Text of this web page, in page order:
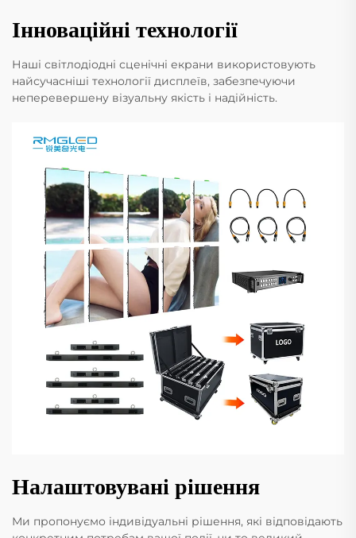
Інноваційні технології
Наші світлодіодні сценічні екрани використовують
найсучасніші технології дисплеїв, забезпечуючи
неперевершену візуальну якість і надійність.
Налаштовувані рішення
Ми пропонуємо індивідуальні рішення, які відповідають